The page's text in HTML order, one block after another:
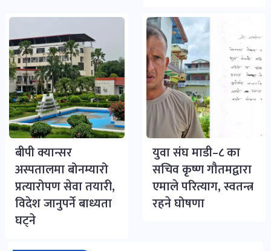
बीपी क्यान्सर
अस्पतालमा बोनम्यारो
प्रत्यारोपण सेवा तयारी,
विदेश जानुपर्ने बाध्यता
घट्ने
युवा संघ माडी–८ का
सचिव कृष्ण गौतमद्वारा
एमाले परित्याग, स्वतन्त्र
रहने घोषणा